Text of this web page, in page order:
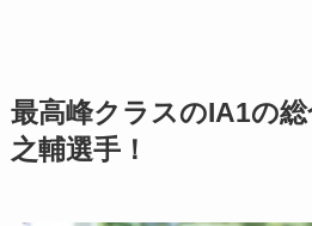
最高峰クラスのIA1の
之輔選手！